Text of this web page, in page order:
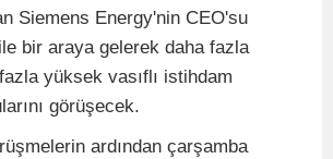
Siemens Energy'nin CEO'su
bir araya gelerek daha fazla
yüksek vasıflı istihdam
görüşecek.
ardından çarşamba